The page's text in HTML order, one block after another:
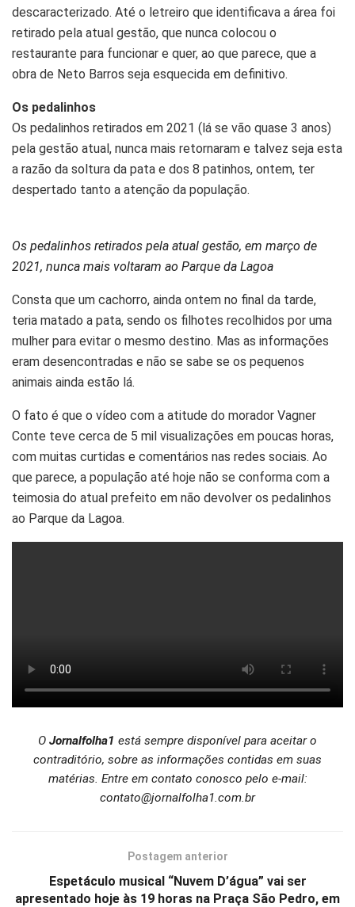
descaracterizado. Até o letreiro que identificava a área foi
retirado pela atual gestão, que nunca colocou o
restaurante para funcionar e quer, ao que parece, que a
obra de Neto Barros seja esquecida em definitivo.
Os pedalinhos
Os pedalinhos retirados em 2021 (lá se vão quase 3 anos)
pela gestão atual, nunca mais retornaram e talvez seja esta
a razão da soltura da pata e dos 8 patinhos, ontem, ter
despertado tanto a atenção da população.
Os pedalinhos retirados pela atual gestão, em março de
2021, nunca mais voltaram ao Parque da Lagoa
Consta que um cachorro, ainda ontem no final da tarde,
teria matado a pata, sendo os filhotes recolhidos por uma
mulher para evitar o mesmo destino. Mas as informações
eram desencontradas e não se sabe se os pequenos
animais ainda estão lá.
O fato é que o vídeo com a atitude do morador Vagner
Conte teve cerca de 5 mil visualizações em poucas horas,
com muitas curtidas e comentários nas redes sociais. Ao
que parece, a população até hoje não se conforma com a
teimosia do atual prefeito em não devolver os pedalinhos
ao Parque da Lagoa.
O Jornalfolha1 está sempre disponível para aceitar o
contraditório, sobre as informações contidas em suas
matérias. Entre em contato conosco pelo e-mail:
contato@jornalfolha1.com.br
Postagem anterior
Espetáculo musical “Nuvem D’água” vai ser
apresentado hoje às 19 horas na Praça São Pedro, em